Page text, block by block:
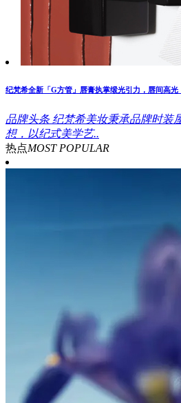
纪梵希全新「G方管」唇膏执掌缎光引力，唇间高光
品牌头条 纪梵希美妆秉承品牌时装
想，以纪式美学艺..
热点MOST POPULAR